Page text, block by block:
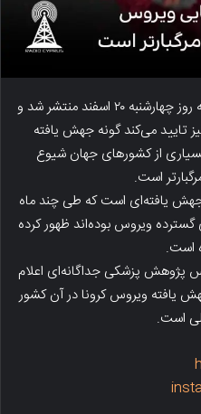
براساس یافته‌های پژوهش جدیدی که روز چهارشنبه ۲۰ اسفند منتشر شد و
تایید می‌کند گونه جهش یافته
بسیاری از کشورهای جهان شیوع
جهش یافته‌ای است که طی چند ماه
ویروس بوده‌اند ظهور کرده
است.
پژوهش پزشکی جداگانه‌ای اعلام
یافته ویروس کرونا در آن کشور